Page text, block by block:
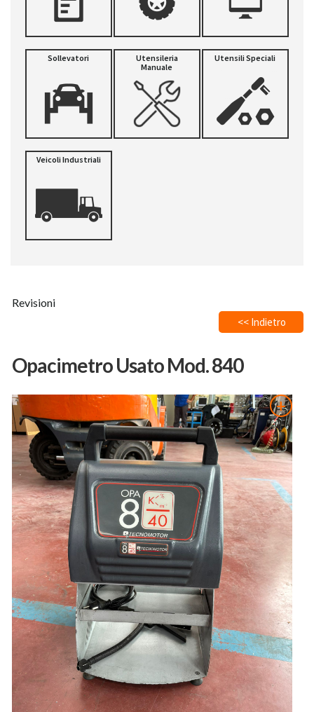
Sollevatori
Utensileria
Manuale
Utensili Speciali
Veicoli Industriali
Revisioni
<< Indietro
Opacimetro Usato Mod. 840